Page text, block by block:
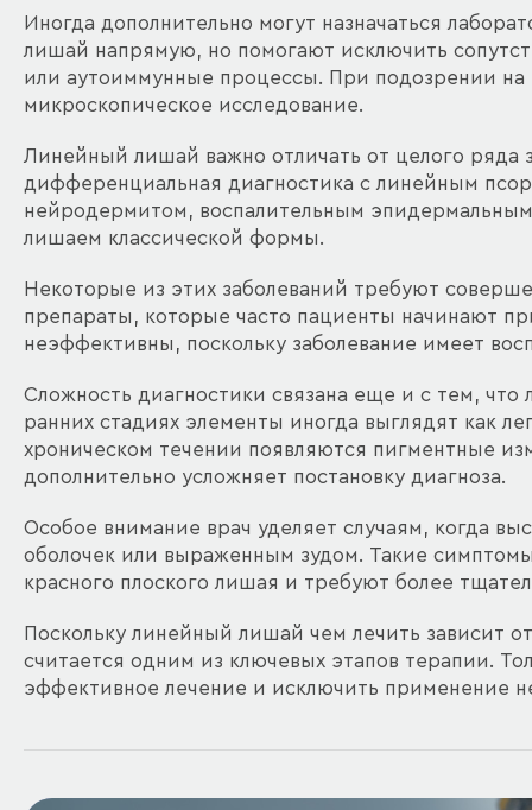
Иногда дополнительно могут назначаться
лишай напрямую, но помогают исключить
или аутоиммунные процессы. При подозрении
микроскопическое исследование.
Линейный лишай важно отличать от целого ряда
дифференциальная диагностика с линейным
нейродермитом, воспалительным
лишаем классической формы.
Некоторые из этих заболеваний требуют
препараты, которые часто пациенты начинают
неэффективны, поскольку заболевание имеет
Сложность диагностики связана еще и с тем,
ранних стадиях элементы иногда выглядят как
хроническом течении появляются пигментные
дополнительно усложняет постановку диагноза.
Особое внимание врач уделяет случаям, когда
оболочек или выраженным зудом. Такие
красного плоского лишая и требуют более
Поскольку линейный лишай чем лечить зависит
считается одним из ключевых этапов терапии.
эффективное лечение и исключить применение